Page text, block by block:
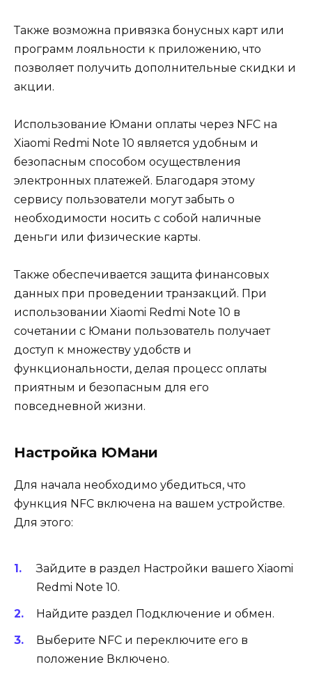
Также возможна привязка бонусных карт или
программ лояльности к приложению, что
позволяет получить дополнительные скидки и
акции.
Использование Юмани оплаты через NFC на
Xiaomi Redmi Note 10 является удобным и
безопасным способом осуществления
электронных платежей. Благодаря этому
сервису пользователи могут забыть о
необходимости носить с собой наличные
деньги или физические карты.
Также обеспечивается защита финансовых
данных при проведении транзакций. При
использовании Xiaomi Redmi Note 10 в
сочетании с Юмани пользователь получает
доступ к множеству удобств и
функциональности, делая процесс оплаты
приятным и безопасным для его
повседневной жизни.
Настройка ЮМани
Для начала необходимо убедиться, что
функция NFC включена на вашем устройстве.
Для этого:
Зайдите в раздел Настройки вашего Xiaomi
Redmi Note 10.
Найдите раздел Подключение и обмен.
Выберите NFC и переключите его в
положение Включено.